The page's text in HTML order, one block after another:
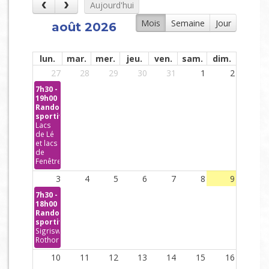
Aujourd'hui
Mois
Semaine Jour
août 2026
lun. mar. mer. jeu. ven. sam.
dim.
27
28 29 30 31 1 2
7h30 -
19h00
Randonnées
sportives
Lacs
de Lé
et lacs
de
Fenêtre
3 4 5 6 7 8 9
7h30 -
18h00
Randonnées
sportives
Sigriswiler
Rothorn
10 11 12 13 14 15 16